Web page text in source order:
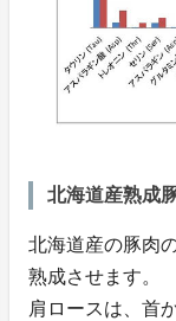
北海道産熟
北海道産の豚肉
熟成させます。
肩ロースは、首